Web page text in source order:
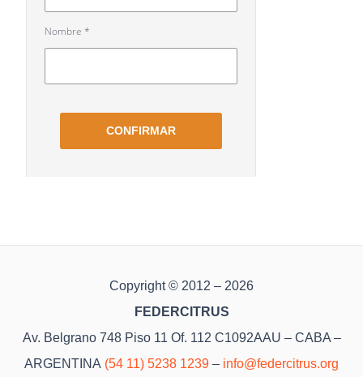
Copyright © 2012 – 2026
FEDERCITRUS
Av. Belgrano 748 Piso 11 Of. 112 C1092AAU – CABA –
ARGENTINA (54 11) 5238 1239 – info@federcitrus.org